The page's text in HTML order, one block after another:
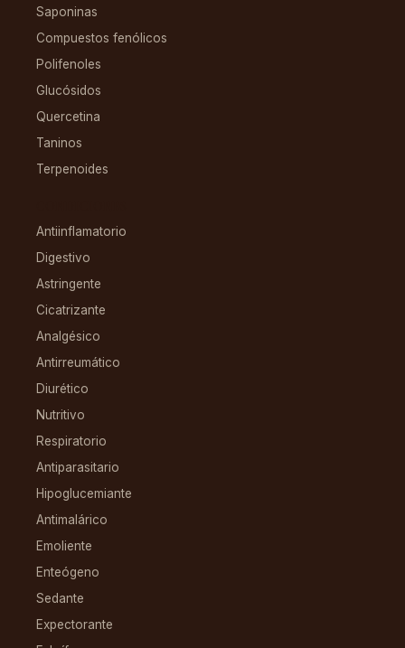
Saponinas
Compuestos fenólicos
Polifenoles
Glucósidos
Quercetina
Taninos
Terpenoides
Antiinflamatorio
Digestivo
Astringente
Cicatrizante
Analgésico
Antirreumático
Diurético
Nutritivo
Respiratorio
Antiparasitario
Hipoglucemiante
Antimalárico
Emoliente
Enteógeno
Sedante
Expectorante